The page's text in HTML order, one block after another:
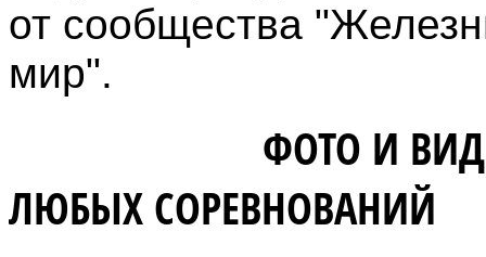
от сообщества
мир".
ФОТО И
ЛЮБЫХ СОРЕВНОВАНИЙ